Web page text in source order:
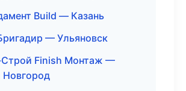
Build — Казань
— Ульяновск
Finish Монтаж —